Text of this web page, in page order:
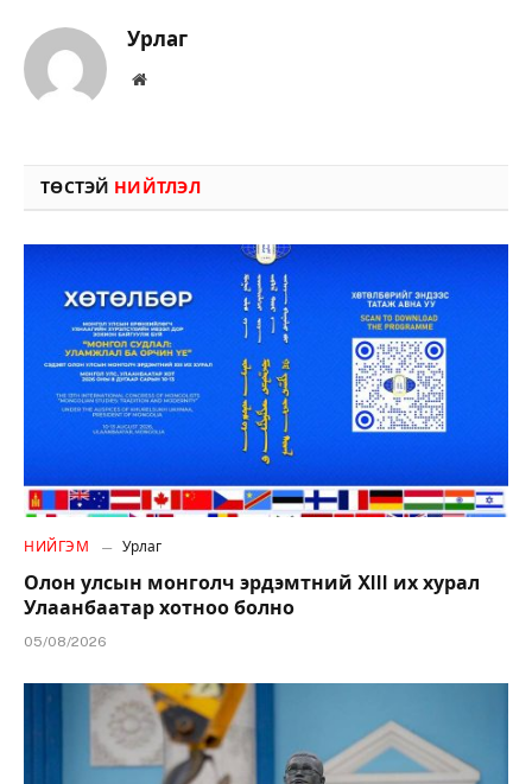
Урлаг
Вэбсайт
ТӨСТЭЙ НИЙТЛЭЛ
НИЙГЭМ Урлаг
Олон улсын монголч эрдэмтний XIII их хурал
Улаанбаатар хотноо болно
05/08/2026